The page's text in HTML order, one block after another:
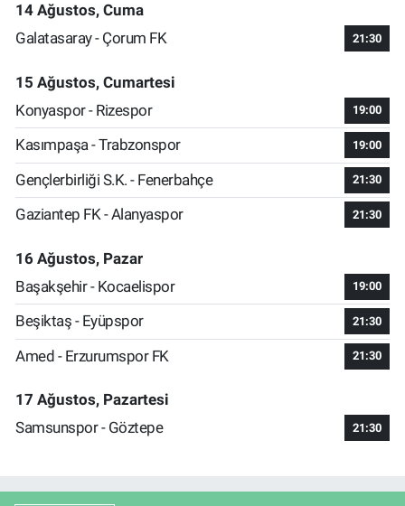
14 Ağustos, Cuma
Galatasaray - Çorum FK
21:30
15 Ağustos, Cumartesi
Konyaspor - Rizespor
19:00
Kasımpaşa - Trabzonspor 19:00
Gençlerbirliği S.K. - Fenerbahçe 21:30
Gaziantep FK - Alanyaspor 21:30
16 Ağustos, Pazar
Başakşehir - Kocaelispor
19:00
Beşiktaş - Eyüpspor 21:30
Amed - Erzurumspor FK 21:30
17 Ağustos, Pazartesi
Samsunspor - Göztepe
21:30